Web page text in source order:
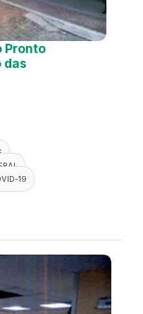
Pronto
das
19